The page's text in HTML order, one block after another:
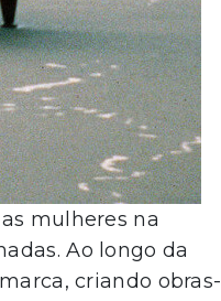
mulheres na
Ao longo da
criando obras-